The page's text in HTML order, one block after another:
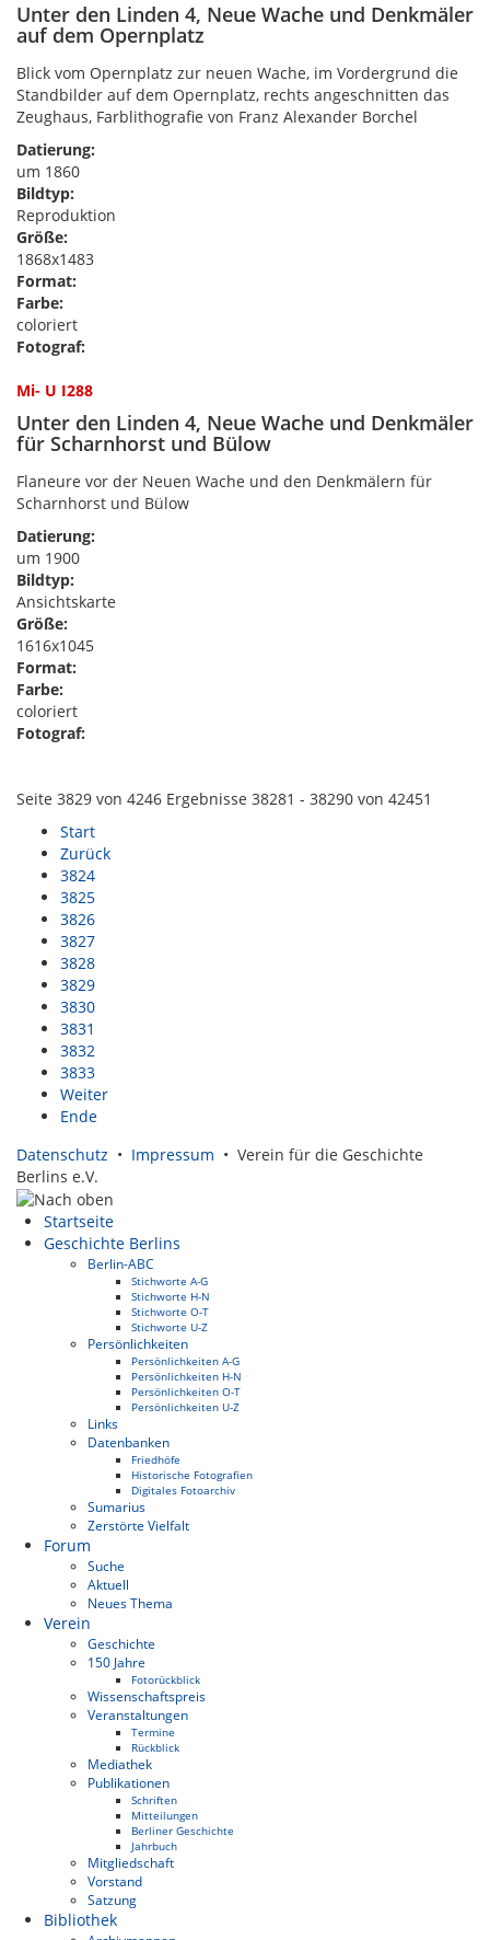
Unter den Linden 4, Neue Wache und Denkmäler
auf dem Opernplatz
Blick vom Opernplatz zur neuen Wache, im Vordergrund die
Standbilder auf dem Opernplatz, rechts angeschnitten das
Zeughaus, Farblithografie von Franz Alexander Borchel
Datierung:
um 1860
Bildtyp:
Reproduktion
Größe:
1868x1483
Format:
Farbe:
coloriert
Fotograf:
Mi- U I288
Unter den Linden 4, Neue Wache und Denkmäler
für Scharnhorst und Bülow
Flaneure vor der Neuen Wache und den Denkmälern für
Scharnhorst und Bülow
Datierung:
um 1900
Bildtyp:
Ansichtskarte
Größe:
1616x1045
Format:
Farbe:
coloriert
Fotograf:
Seite 3829 von 4246 Ergebnisse 38281 - 38290 von 42451
Start
Zurück
3824
3825
3826
3827
3828
3829
3830
3831
3832
3833
Weiter
Ende
Datenschutz • Impressum • Verein für die Geschichte
Berlins e.V.
Startseite
Geschichte Berlins
Berlin-ABC
Stichworte A-G
Stichworte H-N
Stichworte O-T
Stichworte U-Z
Persönlichkeiten
Persönlichkeiten A-G
Persönlichkeiten H-N
Persönlichkeiten O-T
Persönlichkeiten U-Z
Links
Datenbanken
Friedhöfe
Historische Fotografien
Digitales Fotoarchiv
Sumarius
Zerstörte Vielfalt
Forum
Suche
Aktuell
Neues Thema
Verein
Geschichte
150 Jahre
Fotorückblick
Wissenschaftspreis
Veranstaltungen
Termine
Rückblick
Mediathek
Publikationen
Schriften
Mitteilungen
Berliner Geschichte
Jahrbuch
Mitgliedschaft
Vorstand
Satzung
Bibliothek